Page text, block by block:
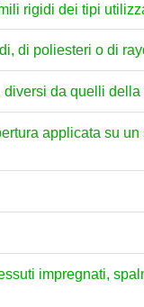
rigidi dei tipi
di poliesteri o di
da quelli della
applicata su
impregnati,